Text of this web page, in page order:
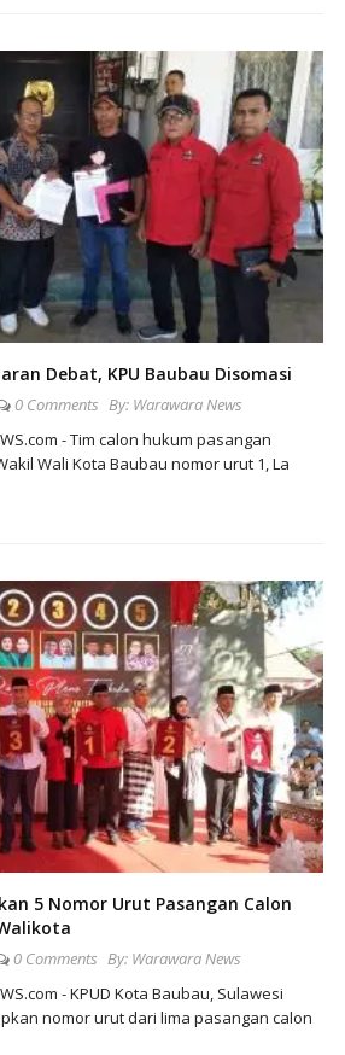
Debat, KPU Baubau Disomasi
0 Comments By: Warawara News
- Tim calon hukum pasangan
Wali Kota Baubau nomor urut 1, La
5 Nomor Urut Pasangan Calon
0 Comments By: Warawara News
- KPUD Kota Baubau, Sulawesi
nomor urut dari lima pasangan calon